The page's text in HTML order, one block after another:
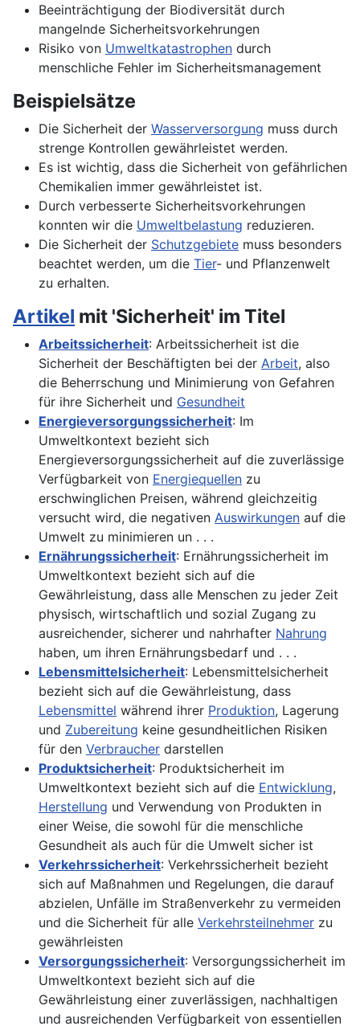
Beeinträchtigung der Biodiversität durch
mangelnde Sicherheitsvorkehrungen
Risiko von Umweltkatastrophen durch
menschliche Fehler im Sicherheitsmanagement
Beispielsätze
Die Sicherheit der Wasserversorgung muss durch
strenge Kontrollen gewährleistet werden.
Es ist wichtig, dass die Sicherheit von gefährlichen
Chemikalien immer gewährleistet ist.
Durch verbesserte Sicherheitsvorkehrungen
konnten wir die Umweltbelastung reduzieren.
Die Sicherheit der Schutzgebiete muss besonders
beachtet werden, um die Tier- und Pflanzenwelt
zu erhalten.
Artikel mit 'Sicherheit' im Titel
Arbeitssicherheit: Arbeitssicherheit ist die
Sicherheit der Beschäftigten bei der Arbeit, also
die Beherrschung und Minimierung von Gefahren
für ihre Sicherheit und Gesundheit
Energieversorgungssicherheit: Im
Umweltkontext bezieht sich
Energieversorgungssicherheit auf die zuverlässige
Verfügbarkeit von Energiequellen zu
erschwinglichen Preisen, während gleichzeitig
versucht wird, die negativen Auswirkungen auf die
Umwelt zu minimieren un . . .
Ernährungssicherheit: Ernährungssicherheit im
Umweltkontext bezieht sich auf die
Gewährleistung, dass alle Menschen zu jeder Zeit
physisch, wirtschaftlich und sozial Zugang zu
ausreichender, sicherer und nahrhafter Nahrung
haben, um ihren Ernährungsbedarf und . . .
Lebensmittelsicherheit: Lebensmittelsicherheit
bezieht sich auf die Gewährleistung, dass
Lebensmittel während ihrer Produktion, Lagerung
und Zubereitung keine gesundheitlichen Risiken
für den Verbraucher darstellen
Produktsicherheit: Produktsicherheit im
Umweltkontext bezieht sich auf die Entwicklung,
Herstellung und Verwendung von Produkten in
einer Weise, die sowohl für die menschliche
Gesundheit als auch für die Umwelt sicher ist
Verkehrssicherheit: Verkehrssicherheit bezieht
sich auf Maßnahmen und Regelungen, die darauf
abzielen, Unfälle im Straßenverkehr zu vermeiden
und die Sicherheit für alle Verkehrsteilnehmer zu
gewährleisten
Versorgungssicherheit: Versorgungssicherheit im
Umweltkontext bezieht sich auf die
Gewährleistung einer zuverlässigen, nachhaltigen
und ausreichenden Verfügbarkeit von essentiellen